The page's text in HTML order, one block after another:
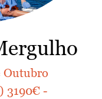
Outubro
3190€ -